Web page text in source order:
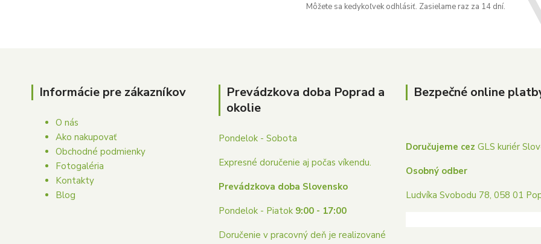
Môžete sa kedykoľvek odhlásiť. Zasielame raz za 14 dní.
Informácie pre zákazníkov
O nás
Ako nakupovať
Obchodné podmienky
Fotogaléria
Kontakty
Blog
Prevádzkova doba Poprad a
okolie
Pondelok - Sobota
Expresné doručenie aj počas víkendu.
Prevádzkova doba Slovensko
Pondelok - Piatok 9:00 - 17:00
Doručenie v pracovný deň je realizované
Bezpečné online
Doručujeme cez GLS kuriér
Osobný odber
Ludvíka Svobodu 78, 058 01